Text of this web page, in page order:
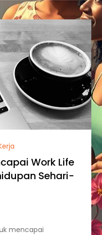
Work Life
Sehari-
mencapai